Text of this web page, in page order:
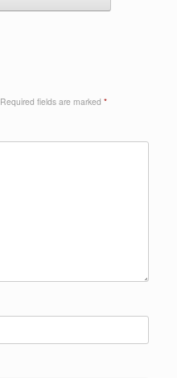
Required fields are marked *